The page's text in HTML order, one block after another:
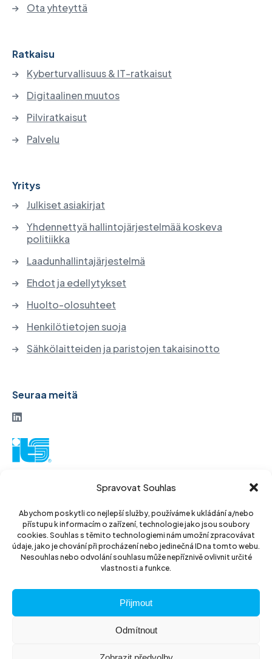
Spravovat Souhlas
Abychom poskytli co nejlepší služby, používáme k ukládání a/nebo
přístupu k informacím o zařízení, technologie jako jsou soubory
cookies. Souhlas s těmito technologiemi nám umožní zpracovávat
údaje, jako je chování při procházení nebo jedinečná ID na tomto webu.
Nesouhlas nebo odvolání souhlasu může nepříznivě ovlivnit určité
vlastnosti a funkce.
Přijmout
Odmítnout
Ota yhteyttä
Ratkaisu
Kyberturvallisuus & IT-ratkaisut
Digitaalinen muutos
Pilviratkaisut
Palvelu
Yritys
Julkiset asiakirjat
Yhdennettyä hallintojärjestelmää koskeva
politiikka
Laadunhallintajärjestelmä
Ehdot ja edellytykset
Huolto-olosuhteet
Henkilötietojen suoja
Sähkölaitteiden ja paristojen takaisinotto
Seuraa meitä
130 52 Praha 3
Tšekin tasavalta
ID: 14889811